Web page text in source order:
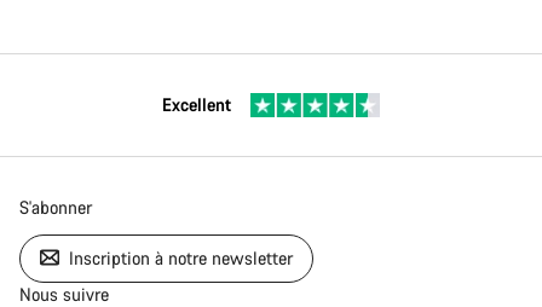
Excellent
S'abonner
Inscription à notre newsletter
Nous suivre